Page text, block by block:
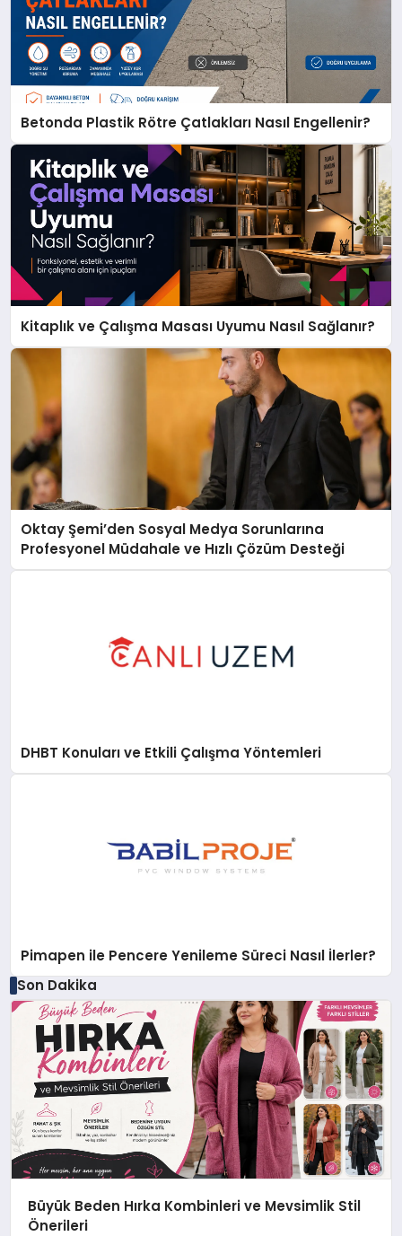
Betonda Plastik Rötre Çatlakları Nasıl Engellenir?
Kitaplık ve Çalışma Masası Uyumu Nasıl Sağlanır?
Oktay Şemi’den Sosyal Medya Sorunlarına
Profesyonel Müdahale ve Hızlı Çözüm Desteği
DHBT Konuları ve Etkili Çalışma Yöntemleri
Pimapen ile Pencere Yenileme Süreci Nasıl İlerler?
Son Dakika
Büyük Beden Hırka Kombinleri ve Mevsimlik Stil
Önerileri